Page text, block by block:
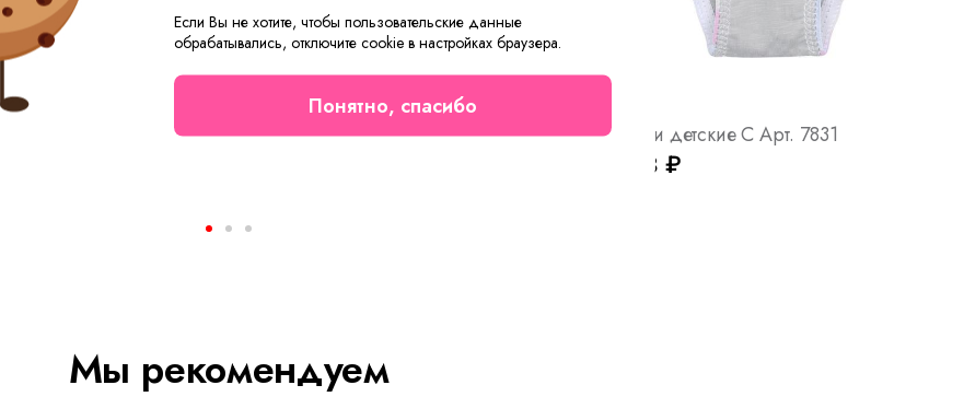
Кэр Х Арт. 10506 Маска индивидуальная защитная С1 Арт. 6628 Плавки детские С Арт. 7831
от 63 ₽
Мы рекомендуем
Если Вы не хотите, чтобы пользовательские данные
обрабатывались, отключите cookie в настройках браузера.
Понятно, спасибо